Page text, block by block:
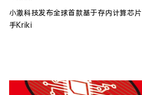
小澈科技发布全球首款基于存内计算芯
手Kriki